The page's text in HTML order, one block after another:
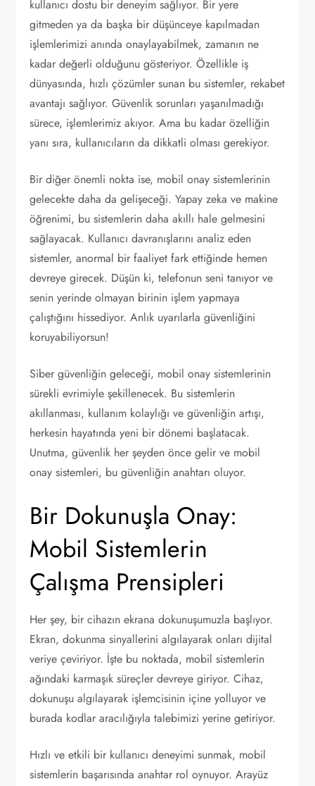
kullanıcı dostu bir deneyim sağlıyor. Bir yere
gitmeden ya da başka bir düşünceye kapılmadan
işlemlerimizi anında onaylayabilmek, zamanın ne
kadar değerli olduğunu gösteriyor. Özellikle iş
dünyasında, hızlı çözümler sunan bu sistemler, rekabet
avantajı sağlıyor. Güvenlik sorunları yaşanılmadığı
sürece, işlemlerimiz akıyor. Ama bu kadar özelliğin
yanı sıra, kullanıcıların da dikkatli olması gerekiyor.
Bir diğer önemli nokta ise, mobil onay sistemlerinin
gelecekte daha da gelişeceği. Yapay zeka ve makine
öğrenimi, bu sistemlerin daha akıllı hale gelmesini
sağlayacak. Kullanıcı davranışlarını analiz eden
sistemler, anormal bir faaliyet fark ettiğinde hemen
devreye girecek. Düşün ki, telefonun seni tanıyor ve
senin yerinde olmayan birinin işlem yapmaya
çalıştığını hissediyor. Anlık uyarılarla güvenliğini
koruyabiliyorsun!
Siber güvenliğin geleceği, mobil onay sistemlerinin
sürekli evrimiyle şekillenecek. Bu sistemlerin
akıllanması, kullanım kolaylığı ve güvenliğin artışı,
herkesin hayatında yeni bir dönemi başlatacak.
Unutma, güvenlik her şeyden önce gelir ve mobil
onay sistemleri, bu güvenliğin anahtarı oluyor.
Bir Dokunuşla Onay:
Mobil Sistemlerin
Çalışma Prensipleri
Her şey, bir cihazın ekrana dokunuşumuzla başlıyor.
Ekran, dokunma sinyallerini algılayarak onları dijital
veriye çeviriyor. İşte bu noktada, mobil sistemlerin
ağındaki karmaşık süreçler devreye giriyor. Cihaz,
dokunuşu algılayarak işlemcisinin içine yolluyor ve
burada kodlar aracılığıyla talebimizi yerine getiriyor.
Hızlı ve etkili bir kullanıcı deneyimi sunmak, mobil
sistemlerin başarısında anahtar rol oynuyor. Arayüz